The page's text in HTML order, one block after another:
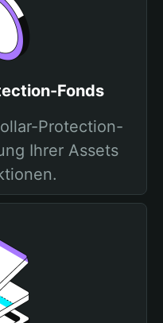
Fonds
Protection-
Ihrer Assets